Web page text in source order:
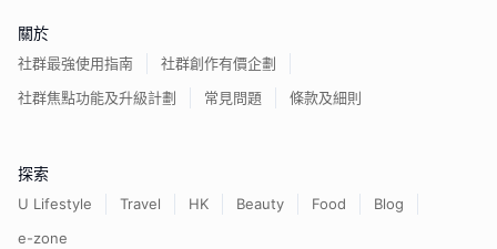
關於
社群最強使用指南
社群創作有價企劃
社群焦點功能及升級計劃
常見問題 條款及細則
探索
U Lifestyle Travel HK Beauty Food
Blog
e-zone